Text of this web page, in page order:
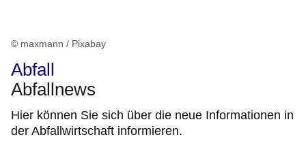
© maxmann / Pixabay
Abfall
Abfallnews
Hier können Sie sich über die neue Informationen in
der Abfallwirtschaft informieren.